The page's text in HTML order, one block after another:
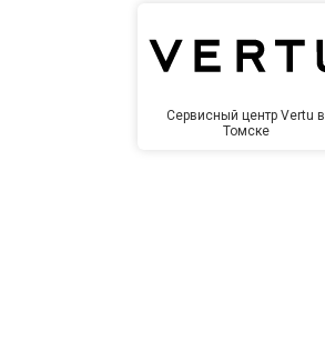
Сервисный центр Vertu в
Томске